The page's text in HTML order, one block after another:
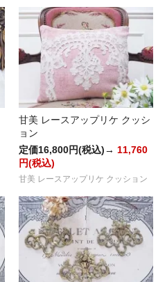
甘美 レースアップリケ クッシ
ョン
定価16,800円(税込)→ 11,760
円(税込)
甘美 レースアップリケ クッション